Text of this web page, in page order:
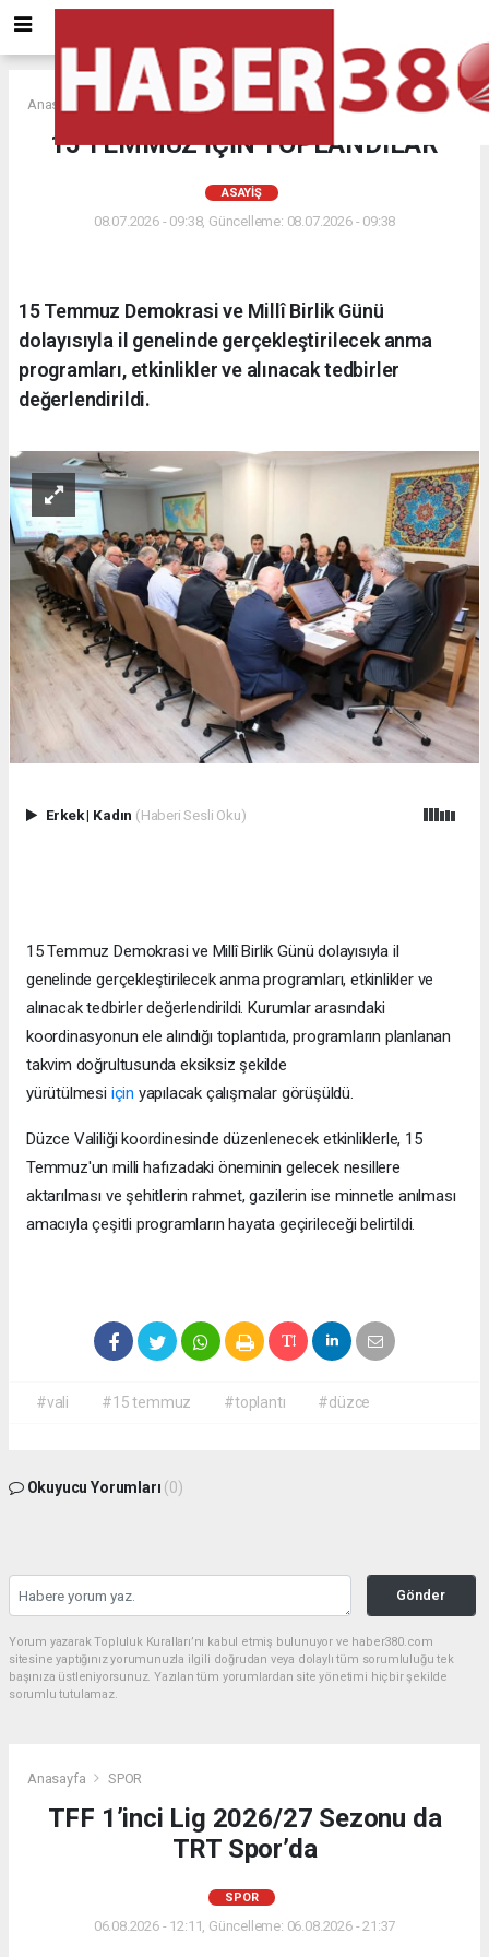
Anasayfa ASAYİŞ
15 TEMMUZ İÇİN TOPLANDILAR
ASAYİŞ
08.07.2026 - 09:38, Güncelleme: 08.07.2026 - 09:38
15 Temmuz Demokrasi ve Millî Birlik Günü
dolayısıyla il genelinde gerçekleştirilecek anma
programları, etkinlikler ve alınacak tedbirler
değerlendirildi.
Erkek| Kadın (Haberi Sesli Oku)
15 Temmuz Demokrasi ve Millî Birlik Günü dolayısıyla il
genelinde gerçekleştirilecek anma programları, etkinlikler ve
alınacak tedbirler değerlendirildi. Kurumlar arasındaki
koordinasyonun ele alındığı toplantıda, programların planlanan
takvim doğrultusunda eksiksiz şekilde
yürütülmesi için yapılacak çalışmalar görüşüldü.
Düzce Valiliği koordinesinde düzenlenecek etkinliklerle, 15
Temmuz'un milli hafızadaki öneminin gelecek nesillere
aktarılması ve şehitlerin rahmet, gazilerin ise minnetle anılması
amacıyla çeşitli programların hayata geçirileceği belirtildi.
#vali #15 temmuz #toplantı #düzce
Okuyucu Yorumları (0)
Gönder
Yorum yazarak Topluluk Kuralları’nı kabul etmiş bulunuyor ve haber380.com
sitesine yaptığınız yorumunuzla ilgili doğrudan veya dolaylı tüm sorumluluğu tek
başınıza üstleniyorsunuz. Yazılan tüm yorumlardan site yönetimi hiçbir şekilde
sorumlu tutulamaz.
Anasayfa SPOR
TFF 1’inci Lig 2026/27 Sezonu da
TRT Spor’da
SPOR
06.08.2026 - 12:11, Güncelleme: 06.08.2026 - 21:37